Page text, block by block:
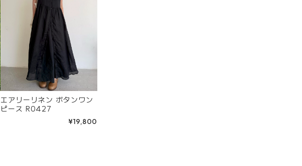
エアリーリネン ボタンワン
ピース R0427
¥19,800